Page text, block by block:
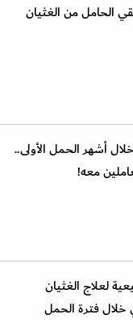
الحامل من الغثيان
أشهر الحمل الأولى..
معه!
لعلاج الغثيان
خلال فترة الحمل